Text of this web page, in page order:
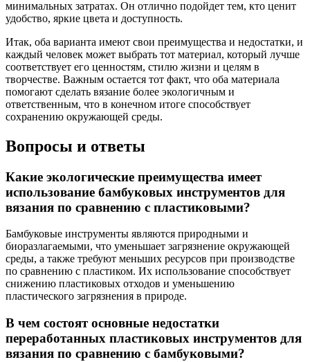
минимальных затратах. Он отлично подойдет тем, кто ценит
удобство, яркие цвета и доступность.
Итак, оба варианта имеют свои преимущества и недостатки, и
каждый человек может выбрать тот материал, который лучше
соответствует его ценностям, стилю жизни и целям в
творчестве. Важным остается тот факт, что оба материала
помогают сделать вязание более экологичным и
ответственным, что в конечном итоге способствует
сохранению окружающей среды.
Вопросы и ответы
Какие экологические преимущества имеет
использование бамбуковых инструментов для
вязания по сравнению с пластиковыми?
Бамбуковые инструменты являются природными и
биоразлагаемыми, что уменьшает загрязнение окружающей
среды, а также требуют меньших ресурсов при производстве
по сравнению с пластиком. Их использование способствует
снижению пластиковых отходов и уменьшению
пластического загрязнения в природе.
В чем состоят основные недостатки
переработанных пластиковых инструментов для
вязания по сравнению с бамбуковыми?